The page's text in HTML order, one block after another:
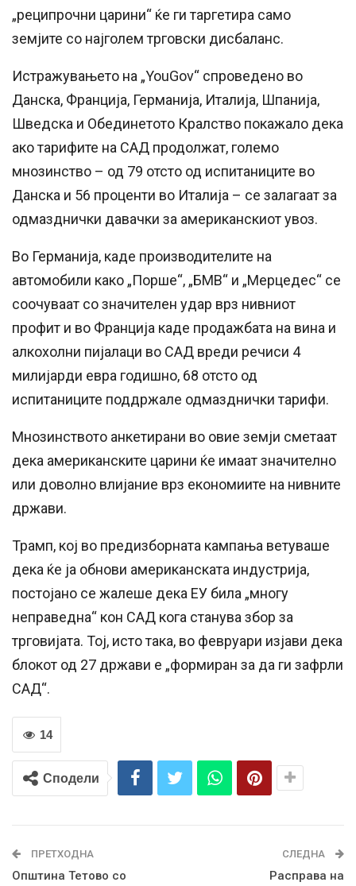
„реципрочни царини“ ќе ги таргетира само
земјите со најголем трговски дисбаланс.
Истражувањето на „YouGov“ спроведено во
Данска, Франција, Германија, Италија, Шпанија,
Шведска и Обединетото Кралство покажало дека
ако тарифите на САД продолжат, големо
мнозинство – од 79 отсто од испитаниците во
Данска и 56 проценти во Италија – се залагаат за
одмазднички давачки за американскиот увоз.
Во Германија, каде производителите на
автомобили како „Порше“, „БМВ“ и „Мерцедес“ се
соочуваат со значителен удар врз нивниот
профит и во Франција каде продажбата на вина и
алкохолни пијалаци во САД вреди речиси 4
милијарди евра годишно, 68 отсто од
испитаниците поддржале одмазднички тарифи.
Мнозинството анкетирани во овие земји сметаат
дека американските царини ќе имаат значително
или доволно влијание врз економиите на нивните
држави.
Трамп, кој во предизборната кампања ветуваше
дека ќе ја обнови американската индустрија,
постојано се жалеше дека ЕУ била „многу
неправедна“ кон САД кога станува збор за
трговијата. Тој, исто така, во февруари изјави дека
блокот од 27 држави е „формиран за да ги зафрли
САД“.
14
Сподели
ПРЕТХОДНА
Општина Тетово со
СЛЕДНА
Расправа на